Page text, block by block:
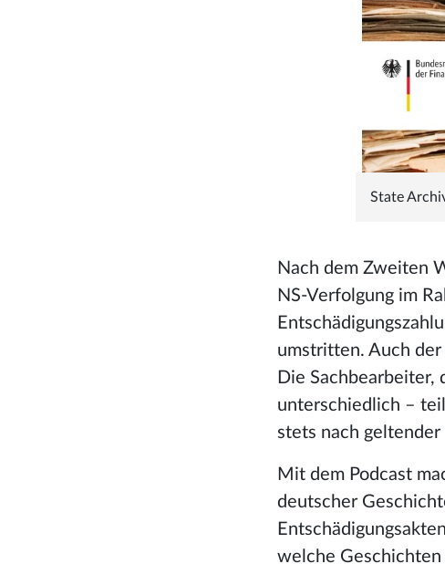
State
Nach dem Zweiten
NS-Verfolgung im
umstritten. Auch
Die
unterschiedlich –
stets nach geltender
Mit dem Podcast
deutscher
welche